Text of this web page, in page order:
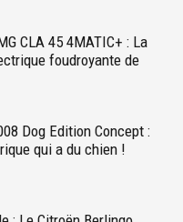
CLA 45 4MATIC+ : La
foudroyante de
Dog Edition Concept :
qui a du chien !